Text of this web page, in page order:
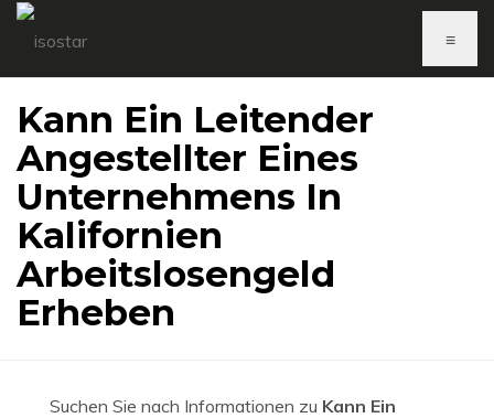
≡
Kann Ein Leitender
Angestellter Eines
Unternehmens In
Kalifornien
Arbeitslosengeld
Erheben
Suchen Sie nach Informationen zu Kann Ein